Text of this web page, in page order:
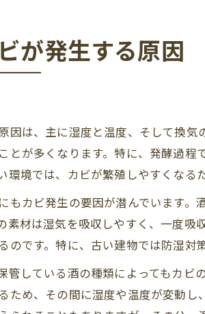
が発生する原因
因は、主に湿度と温度、そして換気
とが多くなります。特に、発酵過
環境では、カビが繁殖しやすくなる
もカビ発生の要因が潜んでいます
素材は湿気を吸収しやすく、一度
のです。特に、古い建物では防湿対
管している酒の種類によってもカ
ため、その間に湿度や温度が変動